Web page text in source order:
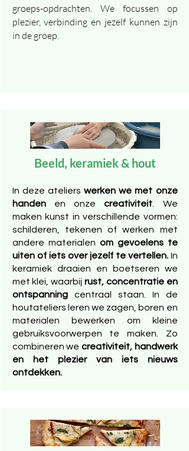
groeps-opdrachten. We focussen op
plezier, verbinding en jezelf kunnen zijn
in de groep.
Beeld, keramiek & hout
In deze ateliers werken we met onze
handenen onzecreativiteit . We
maken kunst in verschillende vormen:
schilderen, tekenen of werken met
andere materialen om gevoelens te
uiten of iets over jezelf te vertellen.In
keramiek draaien en boetseren we
met klei, waarbij rust, concentratie en
ontspanningcentraal staan. In de
houtateliers leren we zagen, boren en
materialen bewerken om kleine
gebruiksvoorwerpen te maken. Zo
combineren we creativiteit, handwerk
en het plezier van iets nieuws
ontdekken.